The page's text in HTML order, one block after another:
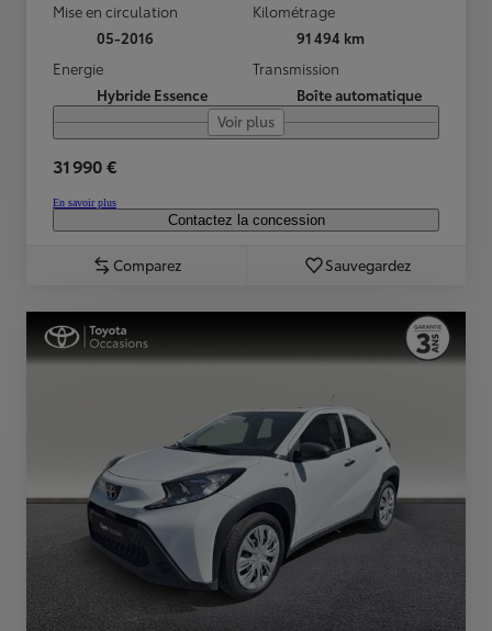
Mise en circulation
05-2016
Kilométrage
91 494 km
Energie
Hybride Essence
Transmission
Boîte automatique
Voir plus
31 990 €
En savoir plus
Contactez la concession
Comparez Sauvegardez